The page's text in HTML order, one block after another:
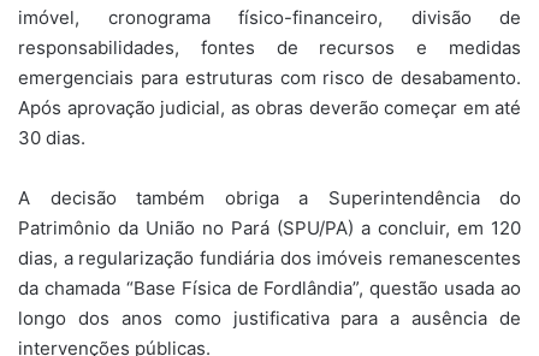
imóvel, cronograma físico-financeiro, divisão de
responsabilidades, fontes de recursos e medidas
emergenciais para estruturas com risco de desabamento.
Após aprovação judicial, as obras deverão começar em até
30 dias.
A decisão também obriga a Superintendência do
Patrimônio da União no Pará (SPU/PA) a concluir, em 120
dias, a regularização fundiária dos imóveis remanescentes
da chamada “Base Física de Fordlândia”, questão usada ao
longo dos anos como justificativa para a ausência de
intervenções públicas.